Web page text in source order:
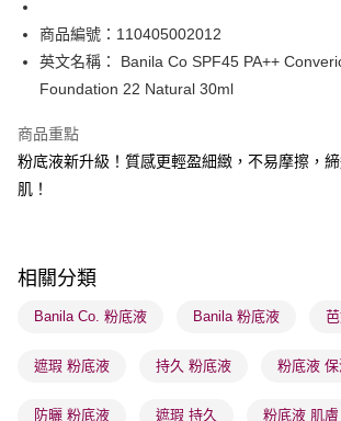
每筆HK$65.00，滿HK$300.00或以上免運費
順豐站及營業點 - 確認發貨後1-3個工作天送達
每筆HK$65.00，滿HK$300.00或以上免運費
每筆HK$20.00，滿HK$100.00或以上免運費
(澳門門市) 只顯示可選門市。確認發貨後2-5個
每筆HK$20.00，滿HK$100.00或以上免運費
澳門地區配送 - 確認發貨後1-4個工作天送達
商品編號：110405002012
英文名稱： Banila Co SPF45 PA++
Foundation 22 Natural 30ml
商品重點
粉底液新升級！質感更輕盈細緻，不易摩擦，
肌！
相關分類
Banila Co. 粉底液 Banila 粉底液
遮瑕 粉底液 持久 粉底液 粉底液
防曬 粉底液 遮瑕 持久 粉底液 肌膚